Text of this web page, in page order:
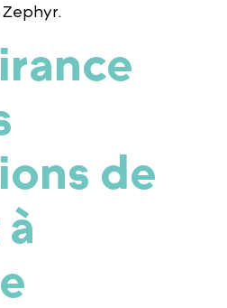
de